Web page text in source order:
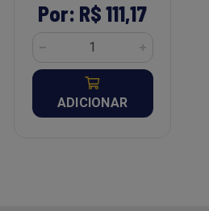
Por: R$ 111,17
ADICIONAR